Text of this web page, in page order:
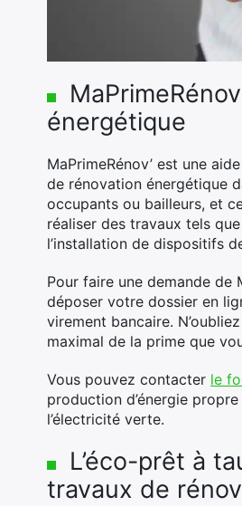
énergétique
MaPrimeRénov’ est une
de rénovation énergétique
occupants ou bailleurs, et
réaliser des travaux tels
l’installation de dispositifs
Pour faire une demande de
déposer votre dossier en
virement bancaire.
maximal de la prime que
Vous pouvez contacter le
production d’énergie
l’électricité verte.
L’éco-prêt à
travaux de